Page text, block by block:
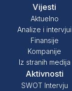
Vijesti
Aktuelno
Analize i intervjui
Finansije
Kompanije
Iz stranih medija
Aktivnosti
SWOT Intervju